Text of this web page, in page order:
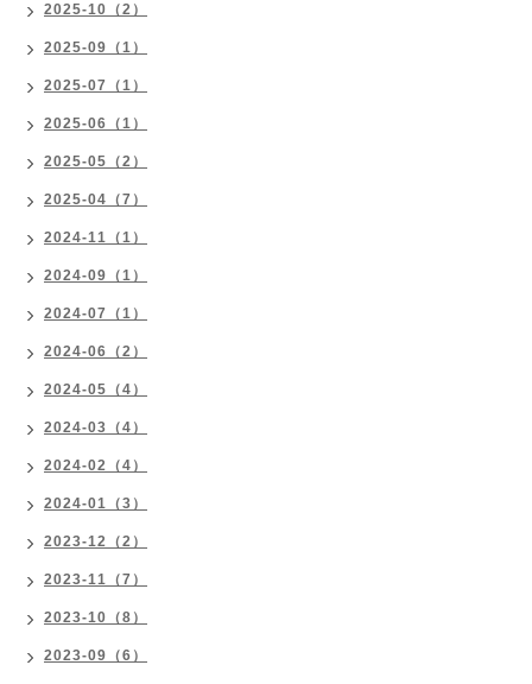
2025-10（2）
2025-09（1）
2025-07（1）
2025-06（1）
2025-05（2）
2025-04（7）
2024-11（1）
2024-09（1）
2024-07（1）
2024-06（2）
2024-05（4）
2024-03（4）
2024-02（4）
2024-01（3）
2023-12（2）
2023-11（7）
2023-10（8）
2023-09（6）